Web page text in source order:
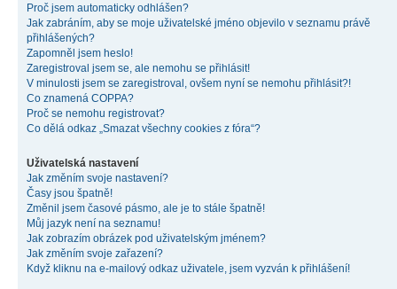
Proč jsem automaticky odhlášen?
Jak zabráním, aby se moje uživatelské jméno objevilo v seznamu právě
přihlášených?
Zapomněl jsem heslo!
Zaregistroval jsem se, ale nemohu se přihlásit!
V minulosti jsem se zaregistroval, ovšem nyní se nemohu přihlásit?!
Co znamená COPPA?
Proč se nemohu registrovat?
Co dělá odkaz „Smazat všechny cookies z fóra“?
Uživatelská nastavení
Jak změním svoje nastavení?
Časy jsou špatně!
Změnil jsem časové pásmo, ale je to stále špatně!
Můj jazyk není na seznamu!
Jak zobrazím obrázek pod uživatelským jménem?
Jak změním svoje zařazení?
Když kliknu na e-mailový odkaz uživatele, jsem vyzván k přihlášení!